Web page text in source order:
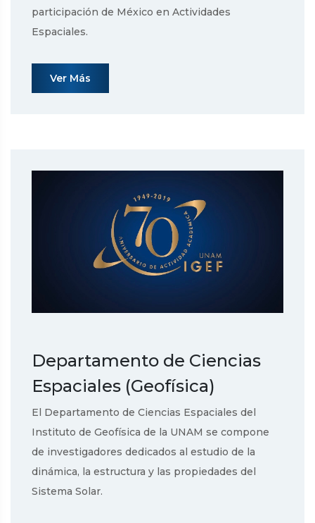
participación de México en Actividades
Espaciales.
Ver Más
Departamento de Ciencias
Espaciales (Geofísica)
El Departamento de Ciencias Espaciales del
Instituto de Geofísica de la UNAM se compone
de investigadores dedicados al estudio de la
dinámica, la estructura y las propiedades del
Sistema Solar.